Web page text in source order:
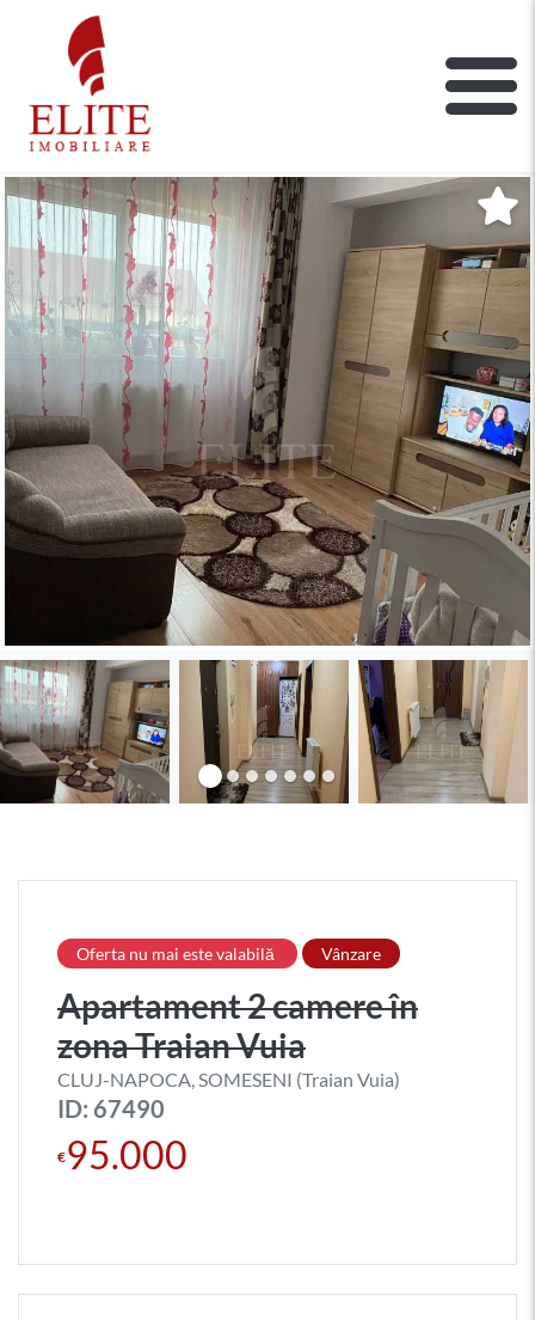
ELITE IMOBILIARE
Main Nav
Oferta nu mai este valabilă Vânzare
Apartament 2 camere în
zona Traian Vuia
CLUJ-NAPOCA, SOMESENI (Traian Vuia)
ID: 67490
€95.000